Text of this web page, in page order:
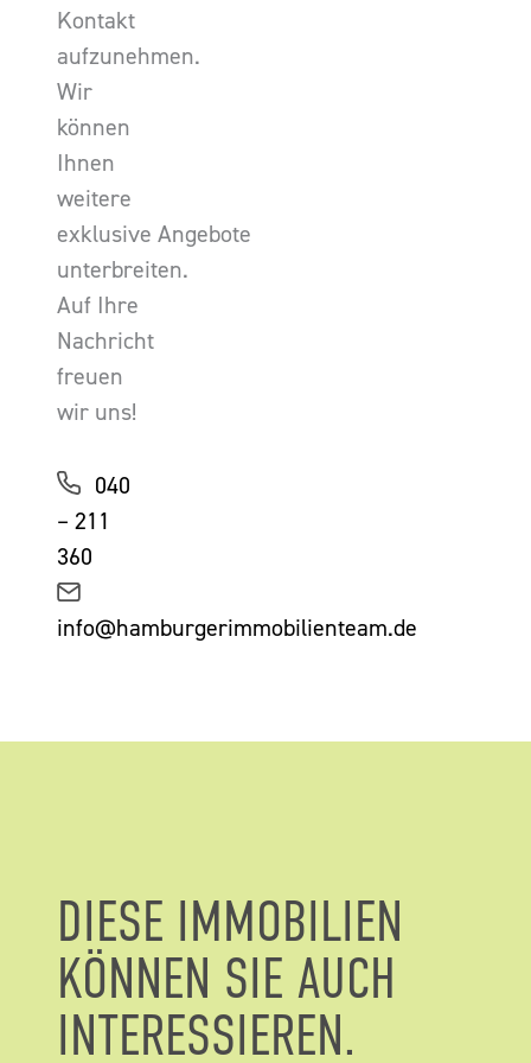
Kontakt
aufzunehmen.
Wir
können
Ihnen
weitere
exklusive Angebote
unterbreiten.
Auf Ihre
Nachricht
freuen
wir uns!
040
– 211
360
info@hamburgerimmobilienteam.de
DIESE IMMOBILIEN
KÖNNEN SIE AUCH
INTERESSIEREN.